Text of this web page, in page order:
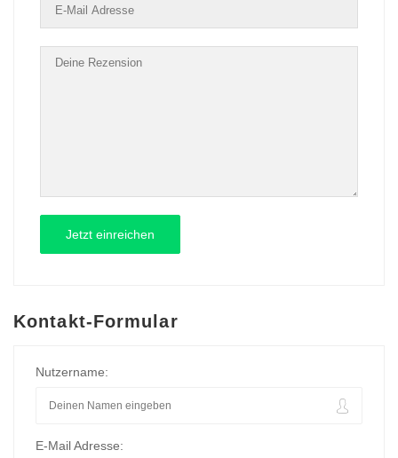
Kontakt-Formular
Nutzername:
E-Mail Adresse: